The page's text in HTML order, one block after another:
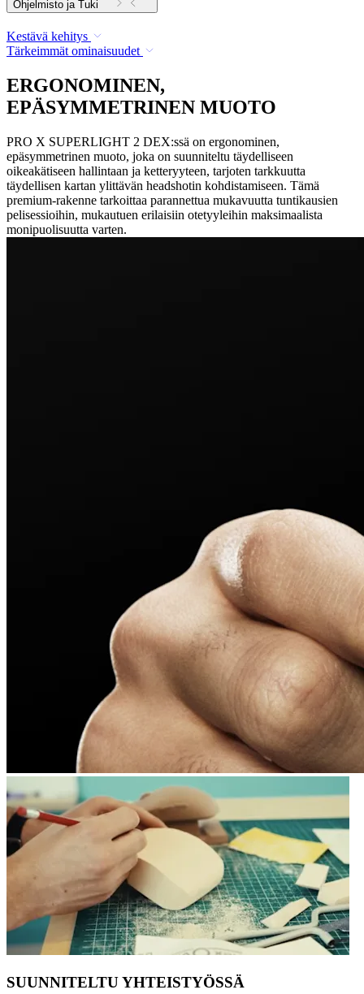
Ohjelmisto ja Tuki
Kestävä kehitys
Tärkeimmät ominaisuudet
ERGONOMINEN,
EPÄSYMMETRINEN MUOTO
PRO X SUPERLIGHT 2 DEX:ssä on ergonominen,
epäsymmetrinen muoto, joka on suunniteltu täydelliseen
oikeakätiseen hallintaan ja ketteryyteen, tarjoten tarkkuutta
täydellisen kartan ylittävän headshotin kohdistamiseen. Tämä
premium-rakenne tarkoittaa parannettua mukavuutta tuntikausien
pelisessioihin, mukautuen erilaisiin otetyyleihin maksimaalista
monipuolisuutta varten.
SUUNNITELTU YHTEISTYÖSSÄ